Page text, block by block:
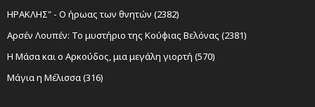
ΗΡΑΚΛΗΣ" - Ο ήρωας των θνητών (2382)
Αρσέν Λουπέν: Το μυστήριο της Κούφιας Βελόνας (2381)
Η Μάσα και ο Αρκούδος, μια μεγάλη γιορτή (570)
Μάγια η Μέλισσα (316)